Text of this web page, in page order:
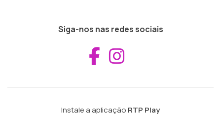
Siga-nos nas redes sociais
Aceder ao
Instale a aplicação RTP Play